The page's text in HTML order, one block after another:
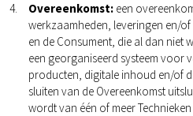
Overeenkomst: een
werkzaamheden, leveringen en/
en de Consument, die al dan niet
een georganiseerd systeem voor
producten, digitale inhoud en/of
sluiten van de Overeenkomst
wordt van één of meer